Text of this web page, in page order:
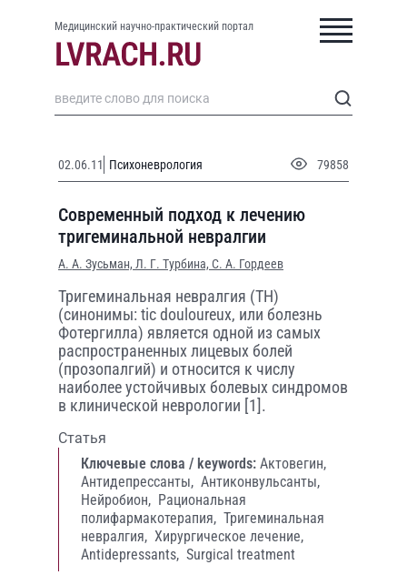
Медицинский научно-практический портал
02.06.11 Психоневрология 79858
Современный подход к лечению
тригеминальной невралгии
А. А. Зусьман, Л. Г. Турбина, С. А. Гордеев
Тригеминальная невралгия (ТН)
(синонимы: tic douloureux, или болезнь
Фотергилла) является одной из самых
распространенных лицевых болей
(прозопалгий) и относится к числу
наиболее устойчивых болевых синдромов
в клинической неврологии [1].
Статья
Ключевые слова / keywords: Актовегин,
Антидепрессанты, Антиконвульсанты,
Нейробион, Рациональная
полифармакотерапия, Тригеминальная
невралгия, Хирургическое лечение,
Antidepressants, Surgical treatment